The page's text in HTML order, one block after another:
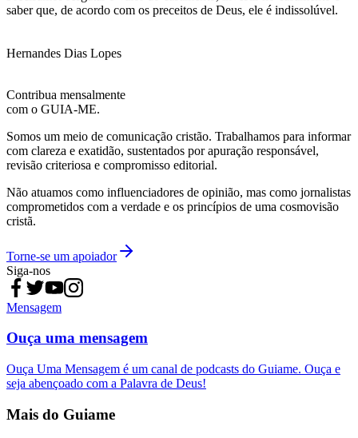
saber que, de acordo com os preceitos de Deus, ele é indissolúvel.
Hernandes Dias Lopes
Contribua mensalmente
com o GUIA-ME.
Somos um meio de comunicação cristão. Trabalhamos para informar
com clareza e exatidão, sustentados por apuração responsável,
revisão criteriosa e compromisso editorial.
Não atuamos como influenciadores de opinião, mas como jornalistas
comprometidos com a verdade e os princípios de uma cosmovisão
cristã.
Torne-se um apoiador
Siga-nos
Mensagem
Ouça uma mensagem
Ouça Uma Mensagem é um canal de podcasts do Guiame. Ouça e
seja abençoado com a Palavra de Deus!
Mais do Guiame